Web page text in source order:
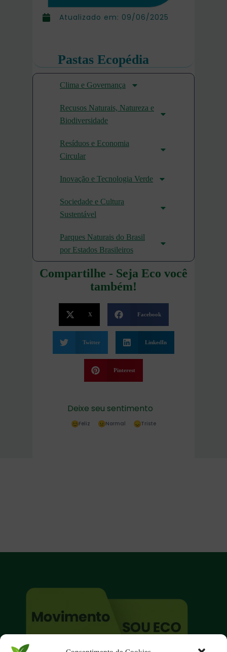
Atualizado em: 09/06/2025
Pastas Ecopédia
Clima e Governança
Recusos Naturais, Natureza e
Biodiversidade
Resíduos e Economia
Circular
Inovação e Tecnologia Verde
Sociedade e Cultura
Sustentável
Parques Naturais do Brasil
por Estados Brasileiros
Compartilhe - Seja Eco você
também!
X Facebook
Twitter LinkedIn
Pinterest
Deixe seu sentimento
Feliz Normal Triste